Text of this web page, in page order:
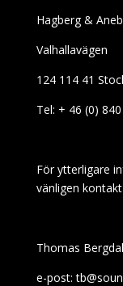
Hagberg &
Valhallavägen
124 114 41
Tel: + 46 (0)
För ytterligare
vänligen
Thomas
e-post: